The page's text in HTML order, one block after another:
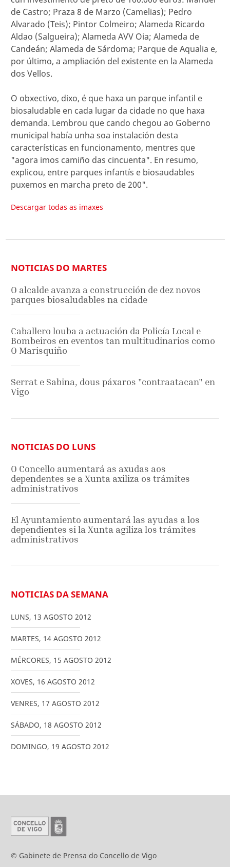
de Castro; Praza 8 de Marzo (Camelias); Pedro
Alvarado (Teis); Pintor Colmeiro; Alameda Ricardo
Aldao (Salgueira); Alameda AVV Oia; Alameda de
Candeán; Alameda de Sárdoma; Parque de Aqualia e,
por último, a ampliación del existente en la Alameda
dos Vellos.
O obxectivo, dixo, é que haxa un parque infantil e
biosaludable en cada lugar da cidade no que haxa
demanda. Lembrou que cando chegou ao Goberno
municipal había unha soa instalación desta
características en funcionamento, mentres que
"agora imos camiño das cincuenta". En resumo,
explicou, entre parques infantís e biosaudables
puxemos en marcha preto de 200".
Descargar todas as imaxes
NOTICIAS DO MARTES
O alcalde avanza a construcción de dez novos
parques biosaludables na cidade
Caballero louba a actuación da Policía Local e
Bombeiros en eventos tan multitudinarios como
O Marisquiño
Serrat e Sabina, dous páxaros "contraatacan" en
Vigo
NOTICIAS DO LUNS
O Concello aumentará as axudas aos
dependentes se a Xunta axiliza os trámites
administrativos
El Ayuntamiento aumentará las ayudas a los
dependientes si la Xunta agiliza los trámites
administrativos
NOTICIAS DA SEMANA
LUNS, 13 AGOSTO 2012
MARTES, 14 AGOSTO 2012
MÉRCORES, 15 AGOSTO 2012
XOVES, 16 AGOSTO 2012
VENRES, 17 AGOSTO 2012
SÁBADO, 18 AGOSTO 2012
DOMINGO, 19 AGOSTO 2012
© Gabinete de Prensa do Concello de Vigo